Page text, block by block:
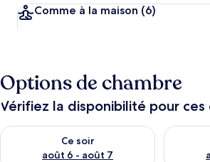
Comme à la maison (6)
Options de chambre
Vérifiez la disponibilité pour ces
Ce soir
août 6 - août 7
Vérifier la disponibilité pour ce soir août
Vérifier